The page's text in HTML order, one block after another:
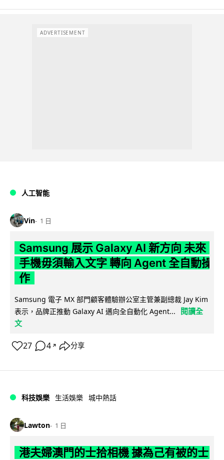
ADVERTISEMENT
人工智能
Vin 1 日
Samsung 展示 Galaxy AI 新方向 未來
手機毋須輸入文字 轉向 Agent 全自動操
作
Samsung 電子 MX 部門顧客體驗辦公室主管兼副總裁 Jay Kim
表示，品牌正推動 Galaxy AI 邁向全自動化 Agent...
閱讀全
文
27 4 ↗ 分享
科技娛樂 生活娛樂 城中熱話
Lawton 1 日
港夫婦澳門的士拾相機 據為己有被的士